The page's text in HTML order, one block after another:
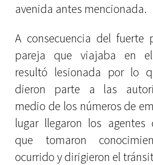
avenida antes mencionada.
A consecuencia del fuerte
pareja que viajaba en
resultó lesionada por lo
dieron parte a las
medio de los números de
lugar llegaron los agentes
que tomaron
ocurrido y dirigieron el